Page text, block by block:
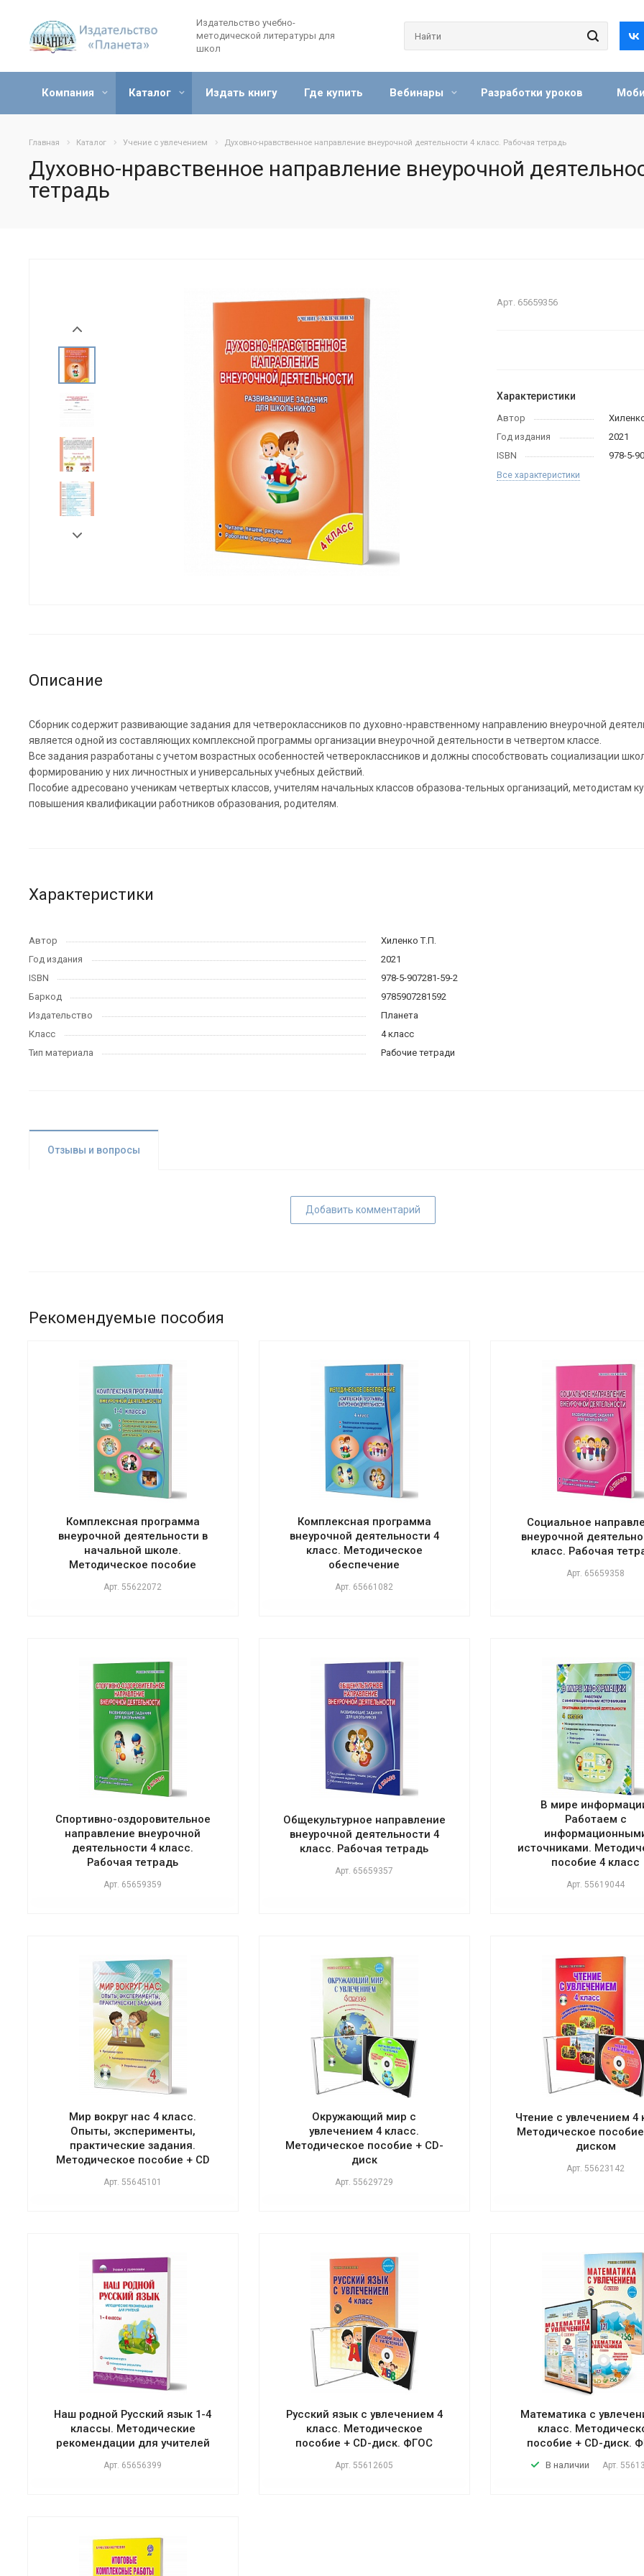
Издательство учебно-
методической литературы для
школ
Компания Каталог Издать книгу Где купить Вебинары Разработки уроков
Главная Каталог Учение с увлечением Духовно-нравственное направление внеурочной деятельности 4 класс. Рабочая тетрадь
Духовно-нравственное направление внеурочной
тетрадь
Арт. 65659356
Характеристики
Автор
Год издания
2021
ISBN
978-5-
Все характеристики
Описание
Сборник содержит развивающие задания для четвероклассников по духовно-нравственному направлению внеурочной
является одной из составляющих комплексной программы организации внеурочной деятельности в четвертом классе.
Все задания разработаны с учетом возрастных особенностей четвероклассников и должны способствовать социализации
формированию у них личностных и универсальных учебных действий.
Пособие адресовано ученикам четвертых классов, учителям начальных классов образова-тельных организаций, методистам
повышения квалификации работников образования, родителям.
Характеристики
Автор
Хиленко Т.П.
Год издания
2021
ISBN
978-5-907281-59-2
Баркод
9785907281592
Издательство
Планета
Класс
4 класс
Тип материала
Рабочие тетради
Отзывы и вопросы
Добавить комментарий
Рекомендуемые пособия
Комплексная программа
внеурочной деятельности в
начальной школе.
Методическое пособие
Арт. 55622072
Комплексная программа
внеурочной деятельности 4
класс. Методическое
обеспечение
Арт. 65661082
Социальное
внеурочной
класс. Рабочая
Арт. 65659358
Спортивно-оздоровительное
направление внеурочной
деятельности 4 класс.
Рабочая тетрадь
Арт. 65659359
Общекультурное направление
внеурочной деятельности 4
класс. Рабочая тетрадь
Арт. 65659357
В мире
Работаем с
источниками.
пособие 4 класс
Арт. 55619044
Мир вокруг нас 4 класс.
Опыты, эксперименты,
практические задания.
Методическое пособие + CD
Арт. 55645101
Окружающий мир с
увлечением 4 класс.
Методическое пособие + CD-
диск
Арт. 55629729
Чтение с увлечением 4
Методическое пособие
диском
Арт. 55623142
Наш родной Русский язык 1-4
классы. Методические
рекомендации для учителей
Арт. 65656399
Русский язык с увлечением 4
класс. Методическое
пособие + CD-диск. ФГОС
Арт. 55612605
Математика с
класс.
пособие + CD-диск.
В наличии Арт.